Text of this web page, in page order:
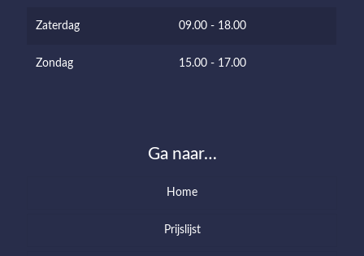
Zaterdag 09.00 - 18.00
Zondag 15.00 - 17.00
Ga naar…
Home
Prijslijst